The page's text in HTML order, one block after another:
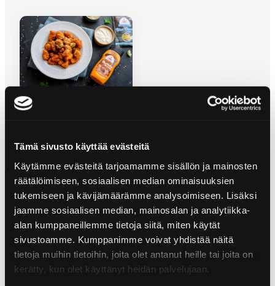
Tämä sivusto käyttää evästeitä
Käytämme evästeitä tarjoamamme sisällön ja mainosten
räätälöimiseen, sosiaalisen median ominaisuuksien
tukemiseen ja kävijämäärämme analysoimiseen. Lisäksi
jaamme sosiaalisen median, mainosalan ja analytiikka-
alan kumppaneillemme tietoja siitä, miten käytät
sivustoamme. Kumppanimme voivat yhdistää näitä
tietoja muihin tietoihin, joita olet antanut heille tai joita on
kerätty, kun olet käyttänyt heidän palvelujaan.
STARK POPCORNKYCKLING